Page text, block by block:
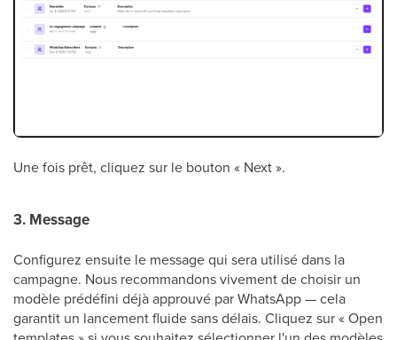
Une fois prêt, cliquez sur le bouton « Next ».
3. Message
Configurez ensuite le message qui sera utilisé dans la
campagne. Nous recommandons vivement de choisir un
modèle prédéfini déjà approuvé par WhatsApp — cela
garantit un lancement fluide sans délais. Cliquez sur « Open